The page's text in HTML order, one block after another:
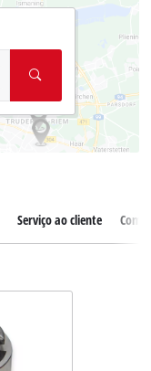
Serviço ao cliente